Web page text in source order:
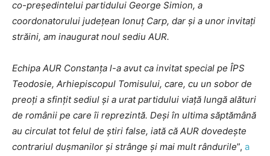
co-președintelui partidului George Simion, a
coordonatorului județean Ionuț Carp, dar și a unor invitați
străini, am inaugurat noul sediu AUR.
Echipa AUR Constanța l-a avut ca invitat special pe ÎPS
Teodosie, Arhiepiscopul Tomisului, care, cu un sobor de
preoți a sfințit sediul și a urat partidului viață lungă alături
de românii pe care îi reprezintă. Deși în ultima săptămână
au circulat tot felul de știri false, iată că AUR dovedește
contrariul dușmanilor și strânge și mai mult rândurile”, a